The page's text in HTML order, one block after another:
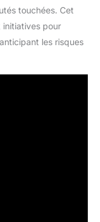
touchées. Cet
initiatives pour
les risques